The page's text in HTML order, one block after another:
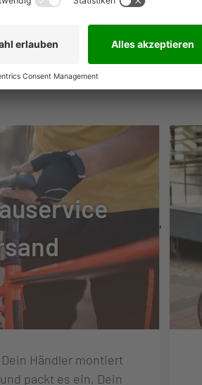
INFOS
Händler montiert
packt es ein, Dein